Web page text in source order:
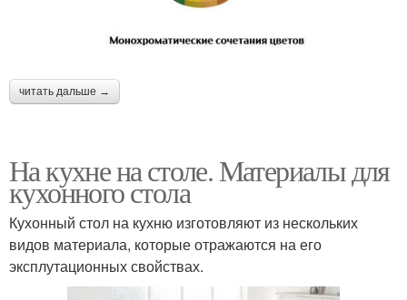
читать дальше →
На кухне на столе. Материалы для
кухонного стола
Кухонный стол на кухню изготовляют из нескольких
видов материала, которые отражаются на его
эксплутационных свойствах.